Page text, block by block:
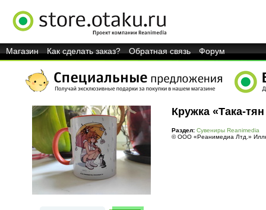
Магазин Как сделать заказ? Обратная связь Форум
Кружка «Така-
Раздел: Сувениры Reanimedia
© ООО «Реанимедиа Лтд.»